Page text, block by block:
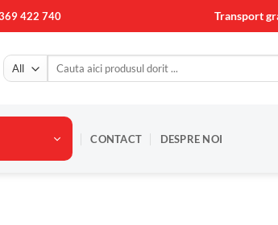
422 740 Transport
Caută
CONTACT DESPRE NOI